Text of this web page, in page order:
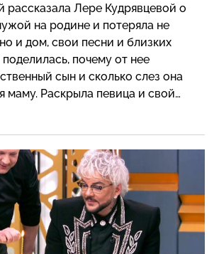
рассказала Лере Кудрявцевой о
на родине и потеряла не
и дом, свои песни и близких
почему от нее
сын и сколько слез она
маму. Раскрыла певица и свой
долгие годы хранила в сердце: что